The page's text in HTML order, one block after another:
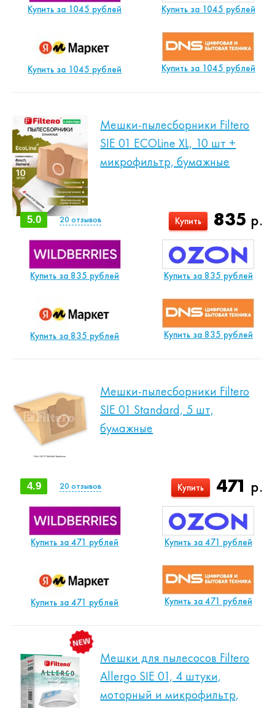
Купить за 1045 рублей Купить за 1045 рублей
Купить за 1045 рублей Купить за 1045 рублей
Мешки-пылесборники Filtero
SIE 01 ECOLine XL, 10 шт +
микрофильтр, бумажные
835 р.
Купить
5.0 20 отзывов
Купить за 835 рублей Купить за 835 рублей
Купить за 835 рублей Купить за 835 рублей
Мешки-пылесборники Filtero
SIE 01 Standard, 5 шт,
бумажные
471 р.
Купить
4.9 20 отзывов
Купить за 471 рублей Купить за 471 рублей
Купить за 471 рублей Купить за 471 рублей
Мешки для пылесосов Filtero
Allergo SIE 01, 4 штуки,
моторный и микрофильтр,